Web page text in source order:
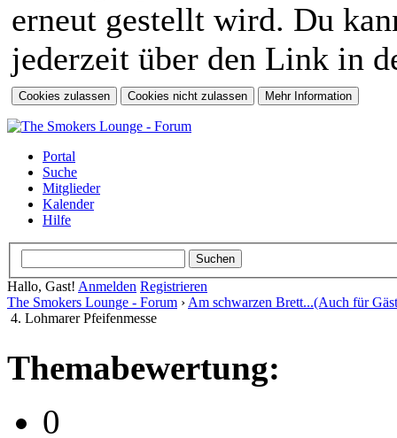
erneut gestellt wird. Du
jederzeit über den Link in
Portal
Suche
Mitglieder
Kalender
Hilfe
Hallo, Gast! Anmelden Registrieren
The Smokers Lounge - Forum › Am schwarzen Brett...(Auch für
4. Lohmarer Pfeifenmesse
Themabewertung:
0